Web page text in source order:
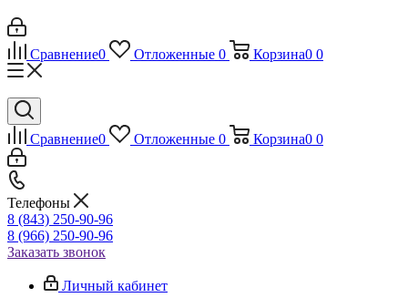
Сравнение0 Отложенные 0 Корзина0 0
Сравнение0 Отложенные 0 Корзина0 0
Телефоны
8 (843) 250-90-96
8 (966) 250-90-96
Заказать звонок
Личный кабинет